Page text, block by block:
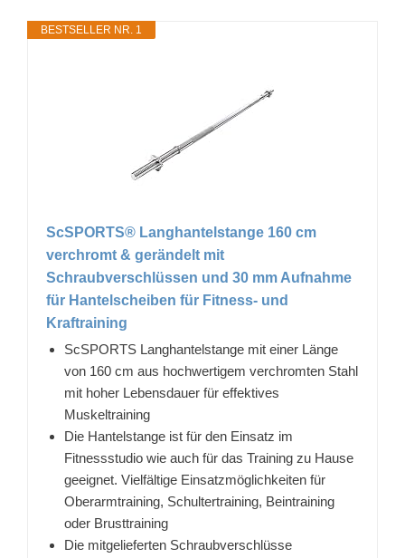
BESTSELLER NR. 1
ScSPORTS® Langhantelstange 160 cm
verchromt & gerändelt mit
Schraubverschlüssen und 30 mm Aufnahme
für Hantelscheiben für Fitness- und
Kraftraining
ScSPORTS Langhantelstange mit einer Länge
von 160 cm aus hochwertigem verchromten Stahl
mit hoher Lebensdauer für effektives
Muskeltraining
Die Hantelstange ist für den Einsatz im
Fitnessstudio wie auch für das Training zu Hause
geeignet. Vielfältige Einsatzmöglichkeiten für
Oberarmtraining, Schultertraining, Beintraining
oder Brusttraining
Die mitgelieferten Schraubverschlüsse